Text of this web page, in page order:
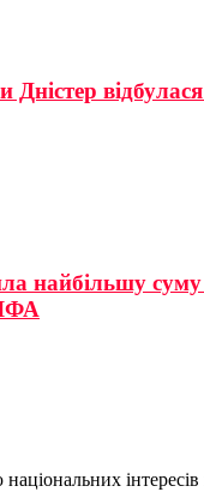
Дністер
найбільшу
інтересів